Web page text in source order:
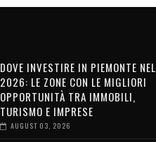
DOVE INVESTIRE IN PIEMONTE NEL
2026: LE ZONE CON LE MIGLIORI
OPPORTUNITÀ TRA IMMOBILI,
TURISMO E IMPRESE
AUGUST 03, 2026